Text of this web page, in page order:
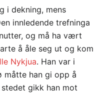
i dekning, mens
innledende trefninga
og må ha vært
å åle seg ut og kom
Nykjua. Han var i
måtte han gi opp å
gikk han mot